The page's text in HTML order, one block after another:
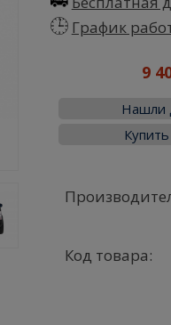
График
9
Нашли
Код товара: